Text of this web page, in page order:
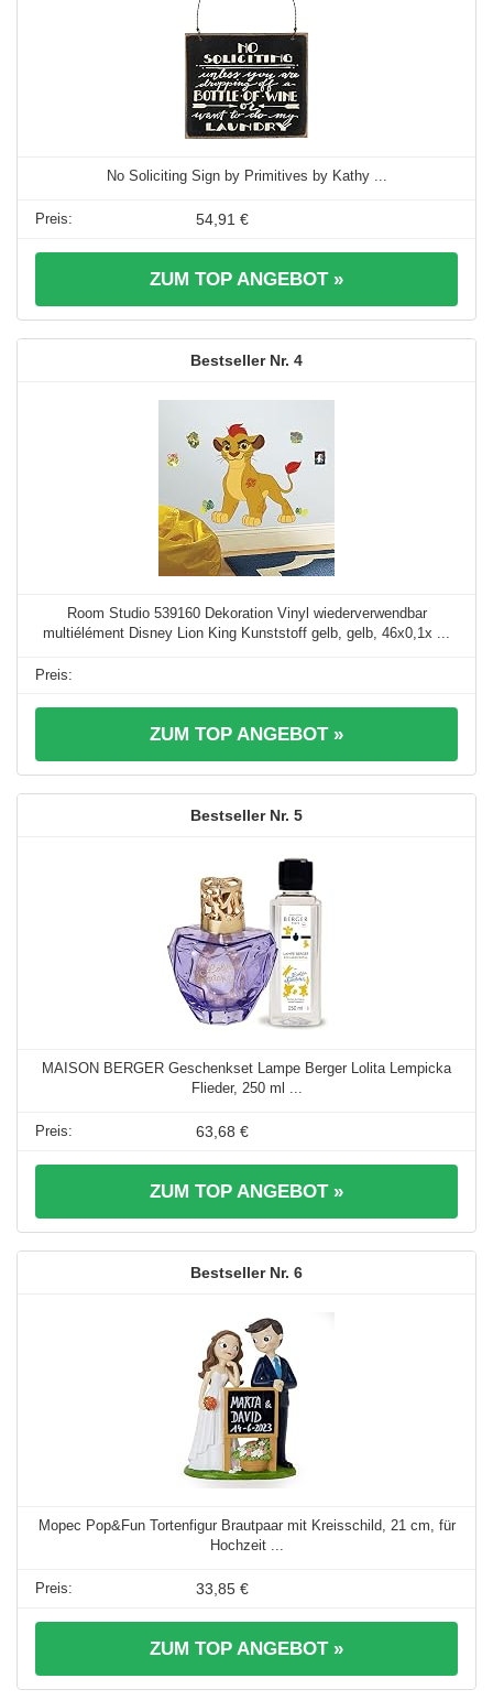
No Soliciting Sign by Primitives by Kathy ...
54,91 €
ZUM TOP ANGEBOT »
4
Room Studio 539160 Dekoration Vinyl wiederverwendbar
multiélément Disney Lion King Kunststoff gelb, gelb, 46x0,1x ...
ZUM TOP ANGEBOT »
5
MAISON BERGER Geschenkset Lampe Berger Lolita Lempicka
Flieder, 250 ml ...
63,68 €
ZUM TOP ANGEBOT »
6
Mopec Pop&Fun Tortenfigur Brautpaar mit Kreisschild, 21 cm, für
Hochzeit ...
33,85 €
ZUM TOP ANGEBOT »